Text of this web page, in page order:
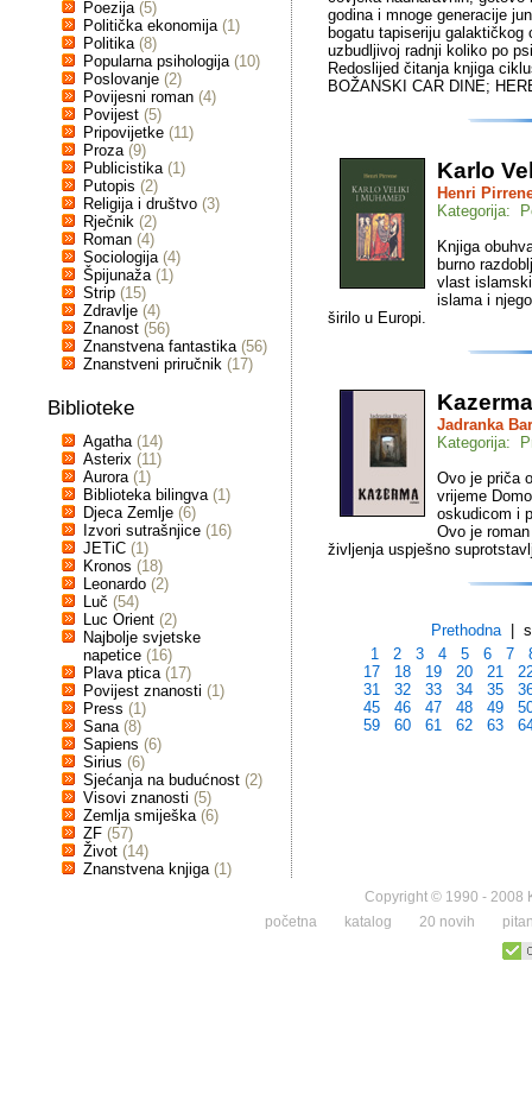
Poezija (5)
Politička ekonomija (1)
Politika (8)
Popularna psihologija (10)
Poslovanje (2)
Povijesni roman (4)
Povijest (5)
Pripovijetke (11)
Proza (9)
Publicistika (1)
Putopis (2)
Religija i društvo (3)
Rječnik (2)
Roman (4)
Sociologija (4)
Špijunaža (1)
Strip (15)
Zdravlje (4)
Znanost (56)
Znanstvena fantastika (56)
Znanstveni priručnik (17)
Biblioteke
Agatha (14)
Asterix (11)
Aurora (1)
Biblioteka bilingva (1)
Djeca Zemlje (6)
Izvori sutrašnjice (16)
JETiC (1)
Kronos (18)
Leonardo (2)
Luč (54)
Luc Orient (2)
Najbolje svjetske
napetice (16)
Plava ptica (17)
Povijest znanosti (1)
Press (1)
Sana (8)
Sapiens (6)
Sirius (6)
Sjećanja na budućnost (2)
Visovi znanosti (5)
Zemlja smiješka (6)
ZF (57)
Život (14)
Znanstvena knjiga (1)
godina i mnoge generacije
bogatu tapiseriju
uzbudljivoj radnji koliko po
Redoslijed čitanja knjiga
BOŽANSKI CAR DINE;
Karlo
Henri
Kategorija:
Knjiga
burno
vlast
islama i
širilo u Europi.
Kazerma
Jadranka
Kategorija:
Ovo je priča
vrijeme
oskudicom i
Ovo je
življenja uspješno
Prethodna|
1
2 3 4 5 6 7
17
18 19 20 21
31
32 33 34 35
45
46 47 48 49
59
60 61 62 63
Copyright © 1990 - 2008
početna
katalog 20 novih